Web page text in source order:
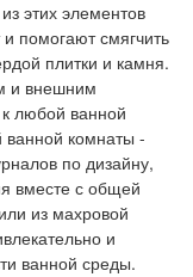
этих элементов
помогают смягчить
плитки и камня.
и внешним
любой ванной
комнаты -
по дизайну,
вместе с общей
из махровой
и
ванной среды.